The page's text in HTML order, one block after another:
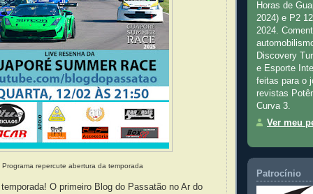
Programa repercute abertura da temporada
O primeiro Blog do Passatão no Ar do
Horas de
2024) e P2
2024.
Discovery
e Esporte
feitas para o
revistas
Curva 3.
Ver meu
Patrocínio